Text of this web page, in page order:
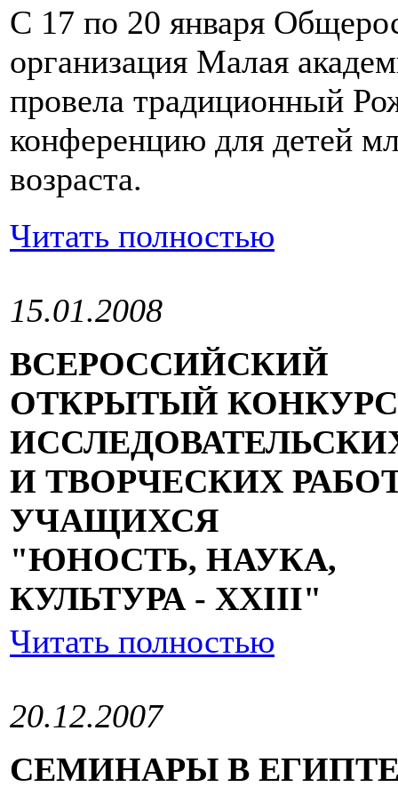
С 17 по 20 января
организация Малая
провела традиционный
конференцию для детей
возраста.
Читать полностью
15.01.2008
ВСЕРОССИЙСКИЙ
ОТКРЫТЫЙ КОНКУРС
И ТВОРЧЕСКИХ
УЧАЩИХСЯ
"ЮНОСТЬ, НАУКА,
КУЛЬТУРА - XXIII"
Читать полностью
20.12.2007
СЕМИНАРЫ В